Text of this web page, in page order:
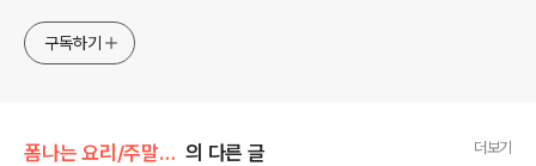
구독하기
폼나는 요리/주말일품 요리 의 다른 글 더보기